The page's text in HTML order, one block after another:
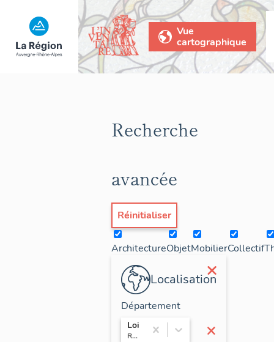
Vue
cartographique
Recherche
avancée
Réinitialiser
ArchitectureObjetMobilierCollectif
×
Localisation
×
Département
Loire
Rhône-Alpes